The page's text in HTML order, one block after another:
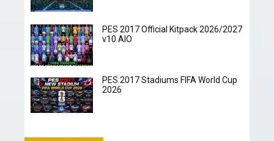
PES 2017 Official Kitpack 2026/2027
v10 AIO
PES 2017 Stadiums FIFA World Cup
2026